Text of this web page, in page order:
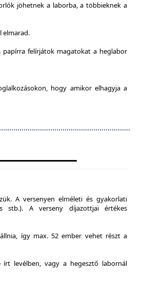
jöhetnek a laborba, a többieknek a
elmarad.
felírjátok magatokat a heglabor
hogy amikor elhagyja a
A versenyen elméleti és gyakorlati
stb.). A verseny díjazottjai értékes
így max. 52 ember vehet részt a
írt levélben, vagy a hegesztő labornál